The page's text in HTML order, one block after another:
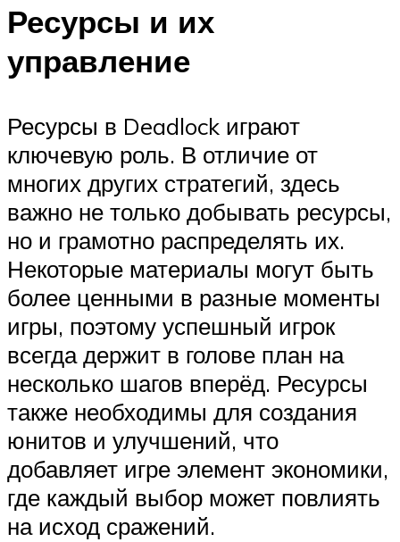
Ресурсы и их
управление
Ресурсы в Deadlock играют
ключевую роль. В отличие от
многих других стратегий, здесь
важно не только добывать ресурсы,
но и грамотно распределять их.
Некоторые материалы могут быть
более ценными в разные моменты
игры, поэтому успешный игрок
всегда держит в голове план на
несколько шагов вперёд. Ресурсы
также необходимы для создания
юнитов и улучшений, что
добавляет игре элемент экономики,
где каждый выбор может повлиять
на исход сражений.